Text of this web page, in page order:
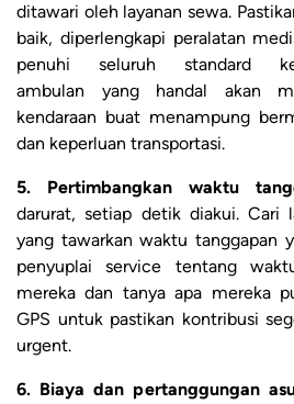
ditawari oleh layanan sewa.
baik, diperlengkapi peralatan
penuhi seluruh standard
ambulan yang handal akan
kendaraan buat menampung
dan keperluan transportasi.
5. Pertimbangkan waktu
darurat, setiap detik diakui. Cari
yang tawarkan waktu tanggapan
penyuplai service tentang
mereka dan tanya apa mereka
GPS untuk pastikan kontribusi
urgent.
6. Biaya dan pertanggungan